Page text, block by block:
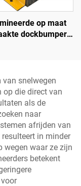
op maat
dockbumper
van snelwegen
op die direct van
als de
naar
afrijden van
in minder
wegen waar ze zijn
betekent